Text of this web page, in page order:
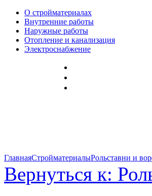
О стройматериалах
Внутренние работы
Наружные работы
Отопление и канализация
Электроснабжение
ГлавнаяСтройматериалыРольставни и
Вернуться к: